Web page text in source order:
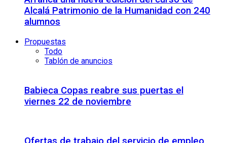
Alcalá Patrimonio de la Humanidad con 240
alumnos
Propuestas
Todo
Tablón de anuncios
Babieca Copas reabre sus puertas el
viernes 22 de noviembre